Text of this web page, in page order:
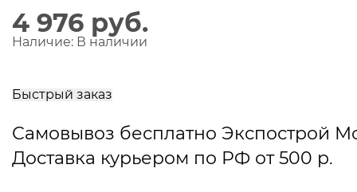
4 976 руб.
Наличие: В наличии
Быстрый заказ
Самовывоз бесплатно Экспострой
Доставка курьером по РФ от 500 р.